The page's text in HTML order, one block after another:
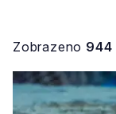
Zobrazeno 944